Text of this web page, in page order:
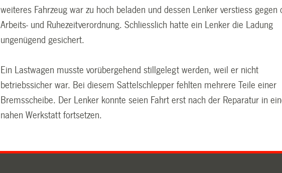
weiteres Fahrzeug war zu hoch beladen und dessen Lenker verstiess gegen
Arbeits- und Ruhezeitverordnung. Schliesslich hatte ein Lenker die Ladung
ungenügend gesichert.
Ein Lastwagen musste vorübergehend stillgelegt werden, weil er nicht
betriebssicher war. Bei diesem Sattelschlepper fehlten mehrere Teile einer
Bremsscheibe. Der Lenker konnte seien Fahrt erst nach der Reparatur in
nahen Werkstatt fortsetzen.